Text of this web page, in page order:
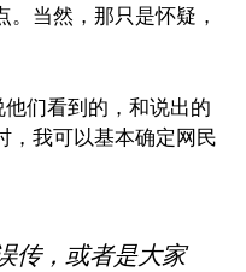
。当然，那只是怀疑，
们看到的，和说出的
，我可以基本确定网民
传，或者是大家